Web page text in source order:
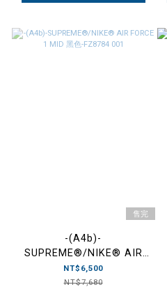
售完
-(A4b)-
SUPREME®/NIKE® AIR
FORCE 1 MID 黑色-FZ8784
001
NT$6,500
NT$7,680